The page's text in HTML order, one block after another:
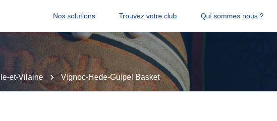
Nos solutions Trouvez votre club Qui sommes nous ?
Ille-et-Vilaine Vignoc-Hede-Guipel Basket